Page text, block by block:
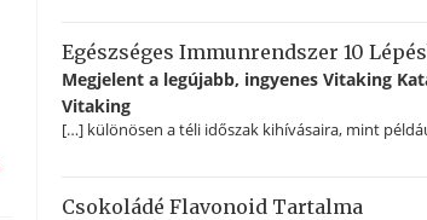
Egészséges Immunrendszer 10
Megjelent a legújabb, ingyenes Vitaking
Vitaking
[…] különösen a téli időszak kihívásaira, mint
Csokoládé Flavonoid Tartalma